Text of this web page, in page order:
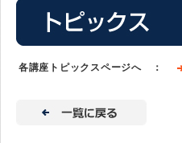
各講座トピックスページへ ：